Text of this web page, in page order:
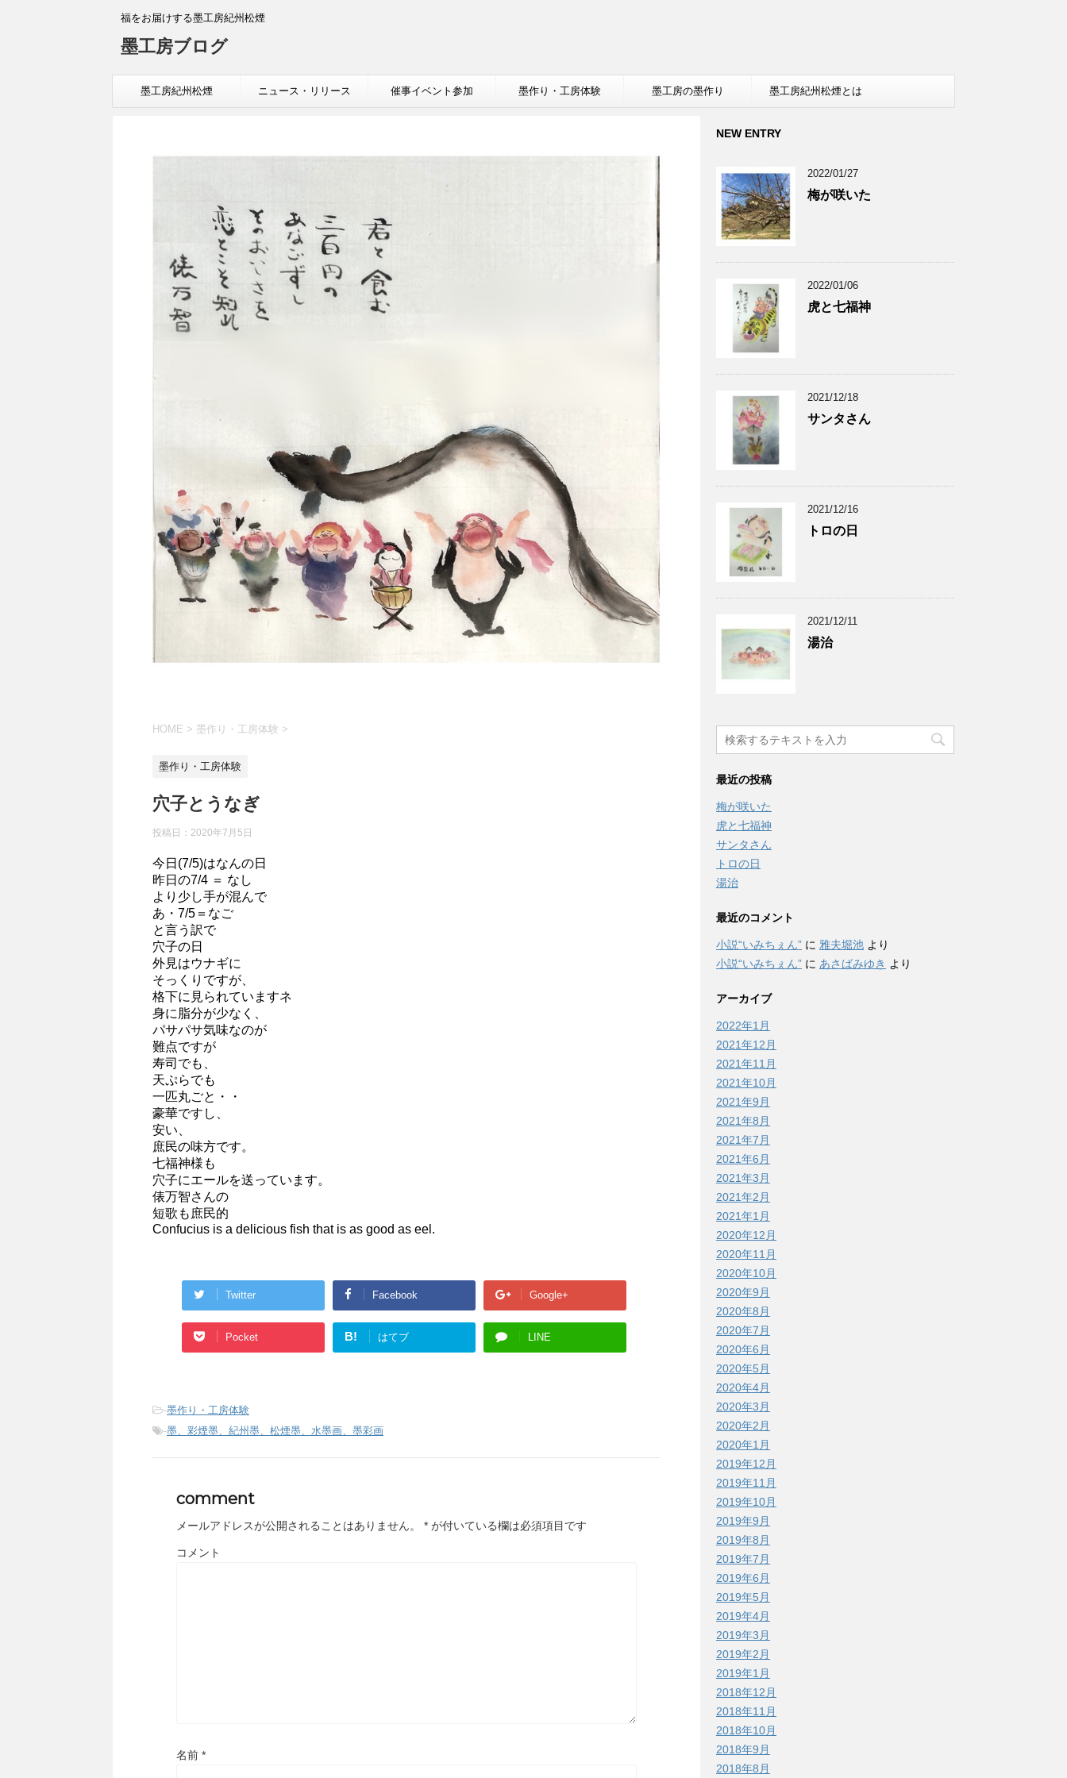
福をお届けする墨工房紀州松煙
墨工房ブログ
墨工房紀州松煙 ニュース・リリース 催事イベント参加 墨作り・工房体験 墨工房の墨作り 墨工房紀州松煙とは
HOME > 墨作り・工房体験 >
墨作り・工房体験
穴子とうなぎ
投稿日： 2020年7月5日
今日(7/5)はなんの日
昨日の7/4 ＝ なし
より少し手が混んで
あ・7/5＝なご
と言う訳で
穴子の日
外見はウナギに
そっくりですが、
格下に見られていますネ
身に脂分が少なく、
パサパサ気味なのが
難点ですが
寿司でも、
天ぷらでも
一匹丸ごと・・
豪華ですし、
安い、
庶民の味方です。
七福神様も
穴子にエールを送っています。
俵万智さんの
短歌も庶民的
Confucius is a delicious fish that is as good as eel.
Twitter Facebook Google+
Pocket B! はてブ LINE
-墨作り・工房体験
-墨、彩煙墨、紀州墨、松煙墨、水墨画、墨彩画
comment
メールアドレスが公開されることはありません。 * が付いている欄は必須項目です
コメント
名前 *
NEW ENTRY
2022/01/27
梅が咲いた
2022/01/06
虎と七福神
2021/12/18
サンタさん
2021/12/16
トロの日
2021/12/11
湯治
最近の投稿
梅が咲いた
虎と七福神
サンタさん
トロの日
湯治
最近のコメント
小説“いみちぇん” に 雅夫堀池 より
小説“いみちぇん” に あさばみゆき より
アーカイブ
2022年1月
2021年12月
2021年11月
2021年10月
2021年9月
2021年8月
2021年7月
2021年6月
2021年3月
2021年2月
2021年1月
2020年12月
2020年11月
2020年10月
2020年9月
2020年8月
2020年7月
2020年6月
2020年5月
2020年4月
2020年3月
2020年2月
2020年1月
2019年12月
2019年11月
2019年10月
2019年9月
2019年8月
2019年7月
2019年6月
2019年5月
2019年4月
2019年3月
2019年2月
2019年1月
2018年12月
2018年11月
2018年10月
2018年9月
2018年8月